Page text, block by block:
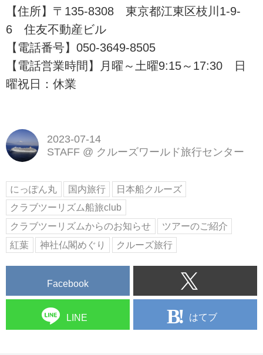
【住所】〒135-8308 東京都江東区枝川1-9-
6 住友不動産ビル
【電話番号】050-3649-8505
【電話営業時間】月曜～土曜9:15～17:30 日
曜祝日：休業
2023-07-14
STAFF @ クルーズワールド旅行センター
にっぽん丸 国内旅行
日本船クルーズ
クラブツーリズム船旅club
クラブツーリズムからのお知らせ
ツアーのご紹介
紅葉
神社仏閣めぐり クルーズ旅行
Facebook
LINE はてブ